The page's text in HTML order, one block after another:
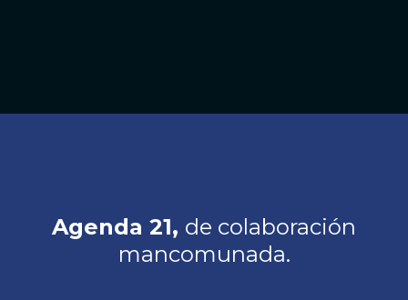
Agenda 21, de colaboración
mancomunada.